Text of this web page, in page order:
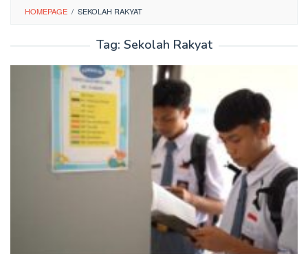
HOMEPAGE / SEKOLAH RAKYAT
Tag: Sekolah Rakyat